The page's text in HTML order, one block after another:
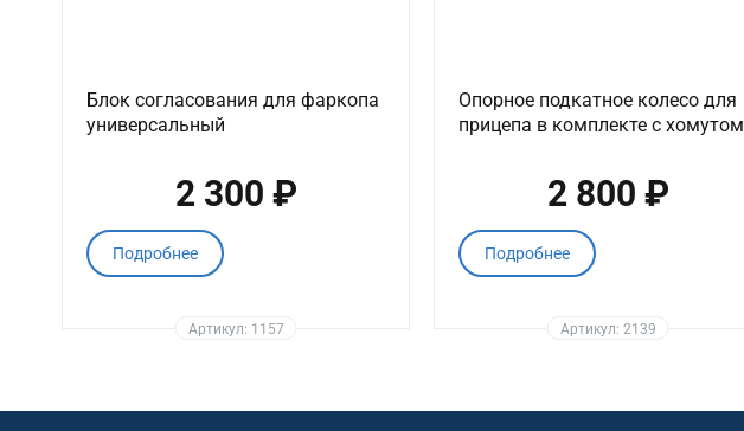
Блок согласования для фаркопа
универсальный
2 300 ₽
Подробнее
Артикул: 1157
Опорное подкатное колесо для
прицепа в комплекте с хомутом
2 800 ₽
Подробнее
Артикул: 2139